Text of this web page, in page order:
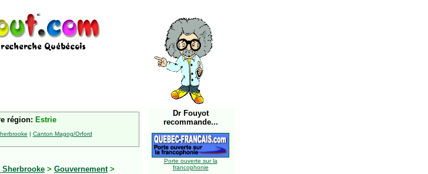
région: Estrie
| Canton Magog/Orford
> Gouvernement>
Dr Fouyot
recommande...
Porte ouverte sur la
francophonie